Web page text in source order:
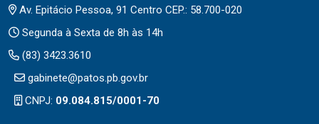
Av. Epitácio Pessoa, 91 Centro CEP.: 58.700-020
Segunda à Sexta de 8h às 14h
(83) 3423.3610
gabinete@patos.pb.gov.br
CNPJ: 09.084.815/0001-70